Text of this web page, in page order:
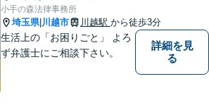
小手の森法律事務所
埼玉県| 川越市 川越駅 から徒歩3分
生活上の「お困りごと」 よろ
ず弁護士にご相談下さい。
詳細を見
る